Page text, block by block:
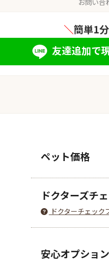
＼簡単1
友達追加で
ペット価格
ドクターズチ
ドクターチェック
安心オプション